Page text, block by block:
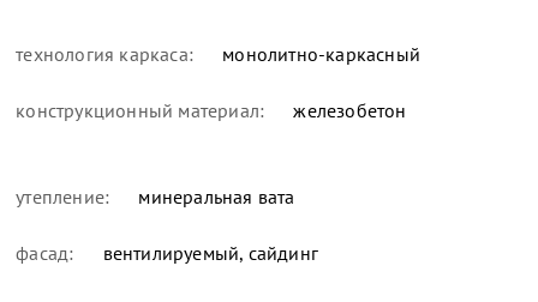
технология каркаса: монолитно-каркасный
конструкционный материал: железобетон
утепление: минеральная вата
фасад: вентилируемый, сайдинг